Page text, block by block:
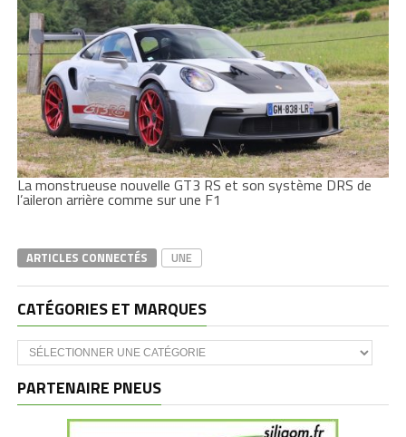
La monstrueuse nouvelle GT3 RS et son système DRS de
l’aileron arrière comme sur une F1
ARTICLES CONNECTÉS UNE
CATÉGORIES ET MARQUES
Catégories
et
PARTENAIRE PNEUS